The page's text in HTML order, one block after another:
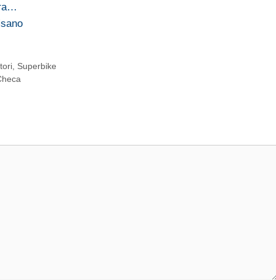
, Superbike